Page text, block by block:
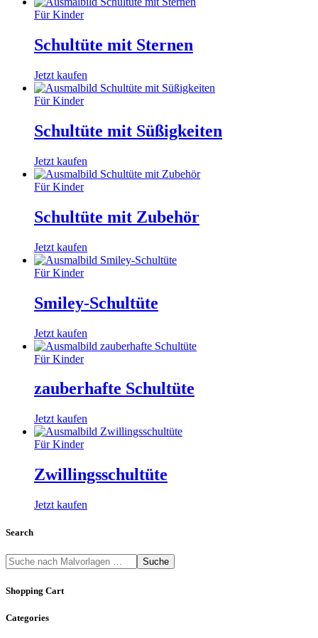
Für Kinder
Schultüte mit Sternen
Jetzt kaufen
Für Kinder
Schultüte mit Süßigkeiten
Jetzt kaufen
Für Kinder
Schultüte mit Zubehör
Jetzt kaufen
Für Kinder
Smiley-Schultüte
Jetzt kaufen
Für Kinder
zauberhafte Schultüte
Jetzt kaufen
Für Kinder
Zwillingsschultüte
Jetzt kaufen
Search
Suche
Shopping Cart
Categories